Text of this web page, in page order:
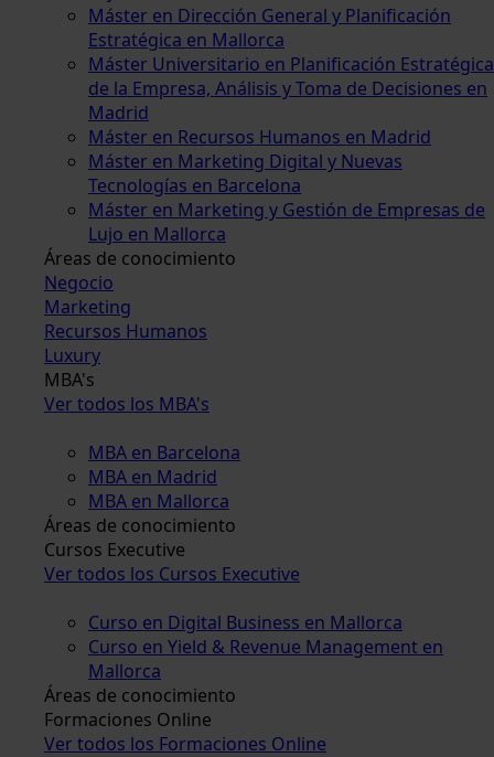
Máster en Dirección General y Planificación
Estratégica en Mallorca
Máster Universitario en Planificación Estratégica
de la Empresa, Análisis y Toma de Decisiones en
Madrid
Máster en Recursos Humanos en Madrid
Máster en Marketing Digital y Nuevas
Tecnologías en Barcelona
Máster en Marketing y Gestión de Empresas de
Lujo en Mallorca
Áreas de conocimiento
Negocio
Marketing
Recursos Humanos
Luxury
MBA's
Ver todos los MBA's
MBA en Barcelona
MBA en Madrid
MBA en Mallorca
Áreas de conocimiento
Cursos Executive
Ver todos los Cursos Executive
Curso en Digital Business en Mallorca
Curso en Yield & Revenue Management en
Mallorca
Áreas de conocimiento
Formaciones Online
Ver todos los Formaciones Online